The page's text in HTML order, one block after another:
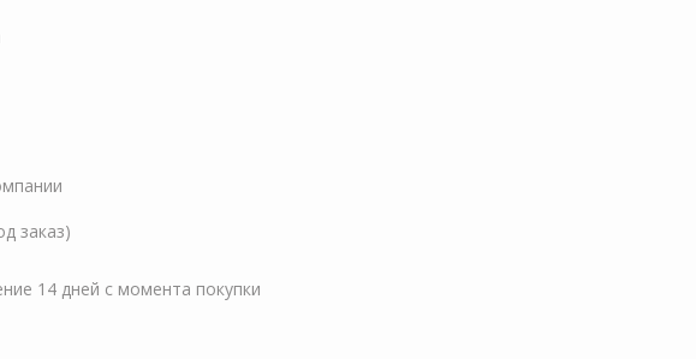
заказ)
14 дней с момента покупки